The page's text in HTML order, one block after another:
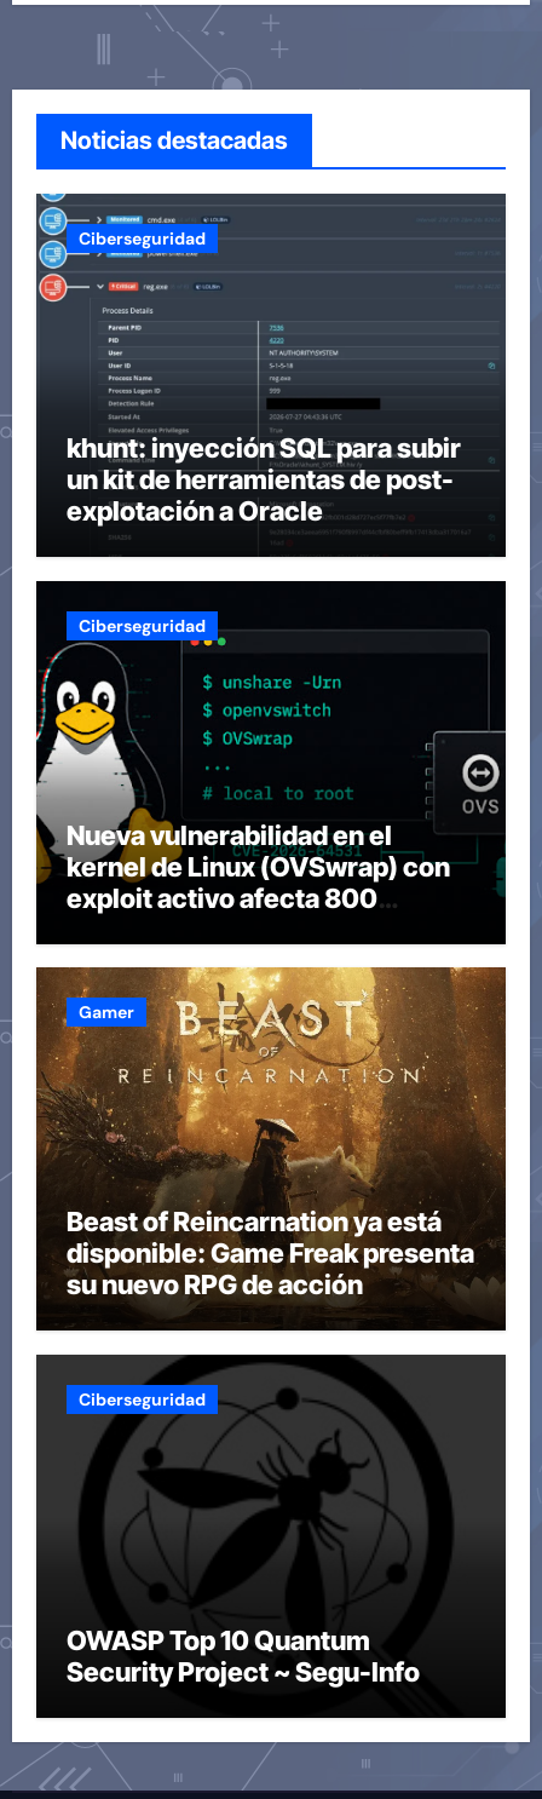
Noticias destacadas
Ciberseguridad
khunt: inyección SQL para subir
un kit de herramientas de post-
explotación a Oracle
Ciberseguridad
Nueva vulnerabilidad en el
kernel de Linux (OVSwrap) con
exploit activo afecta 800
Gamer
Beast of Reincarnation ya está
disponible: Game Freak presenta
su nuevo RPG de acción
Ciberseguridad
OWASP Top 10 Quantum
Security Project ~ Segu-Info